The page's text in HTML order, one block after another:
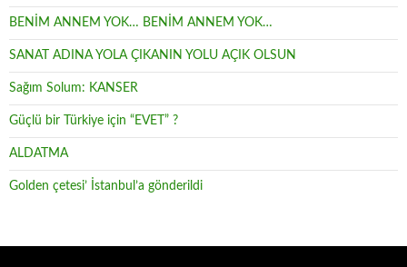
BENİM ANNEM YOK… BENİM ANNEM YOK…
SANAT ADINA YOLA ÇIKANIN YOLU AÇIK OLSUN
Sağım Solum: KANSER
Güçlü bir Türkiye için “EVET” ?
ALDATMA
Golden çetesi’ İstanbul’a gönderildi